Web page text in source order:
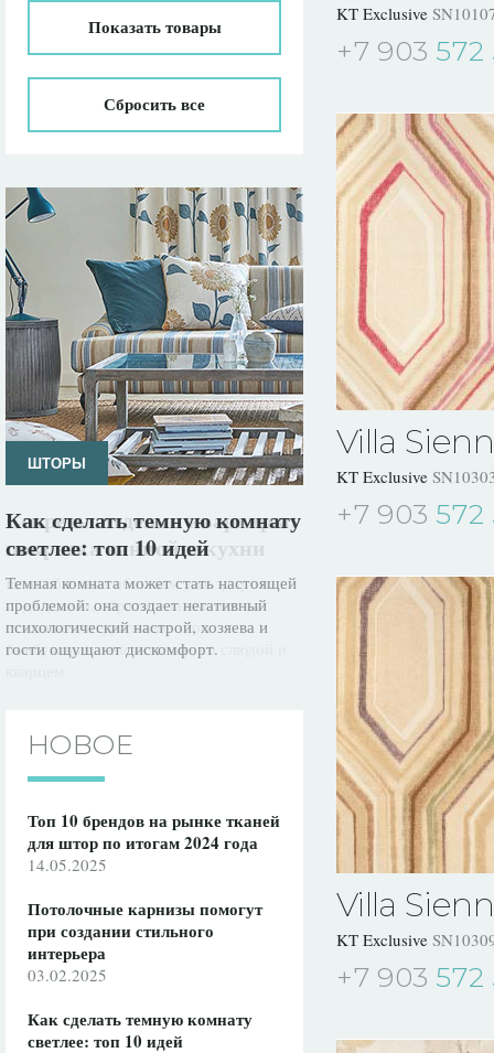
Показатьтовары
Сбросить все
ШТОРЫ
Как сделать темную комнату
светлее: топ 10 идей
Темная комната может стать настоящей
проблемой: она создает негативный
психологический настрой, хозяева и
гости ощущают дискомфорт.
НОВОЕ
Топ 10 брендов на рынке тканей
для штор по итогам 2024 года
14.05.2025
Потолочные карнизы помогут
при создании стильного
интерьера
03.02.2025
Как сделать темную комнату
светлее: топ 10 идей
KT Exclusive
+7 903 572
Villa
KT Exclusive
+7 903 572
Villa
KT Exclusive
+7 903 572